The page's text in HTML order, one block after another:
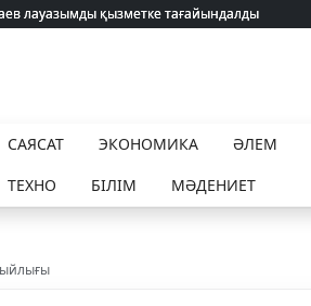
лауазымды қызметке тағайындалды
лауазымды қызметке тағайындалды
САЯСАТ ЭКОНОМИКА ӘЛЕМ
ТЕХНО БІЛІМ МӘДЕНИЕТ